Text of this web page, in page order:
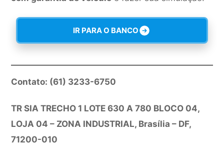
IR PARA O BANCO
Contato: (61) 3233-6750
TR SIA TRECHO 1 LOTE 630 A 780 BLOCO 04,
LOJA 04 – ZONA INDUSTRIAL, Brasília – DF,
71200-010